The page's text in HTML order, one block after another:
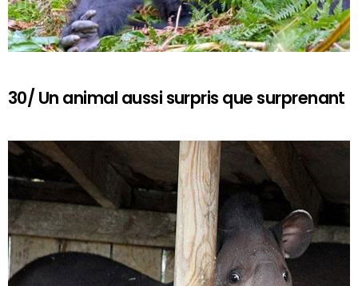
30/ Un animal aussi surpris que surprenant